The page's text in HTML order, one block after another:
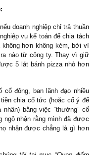
đến giá thị trường sẽ
nào cứ chi trả cổ tức tiền
tiền mặt rất lớn trong
đều có kết cục đáng thất
năm 2017). Đó là lý do
cổ tức năm sau tăng
lãnh đạo tuyệt vời nhất.
nếu doanh nghiệp chỉ trả
nghiệp vụ kế toán để